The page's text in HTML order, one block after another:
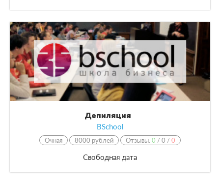
Депиляция
BSchool
Очная 8000 рублей Отзывы:0 /0 /0
Свободная дата